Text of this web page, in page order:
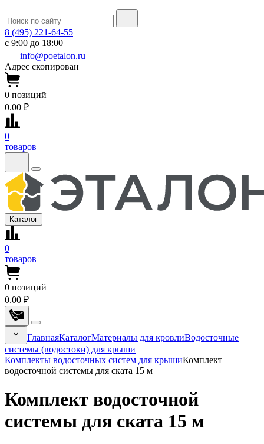
8 (495) 221-64-55
с 9:00 до 18:00
info@poetalon.ru
Адрес скопирован
0 позиций
0.00 ₽
0
товаров
Каталог
0
товаров
0 позиций
0.00 ₽
ГлавнаяКаталогМатериалы для кровлиВодосточные
системы (водостоки) для крыши
Комплекты водосточных систем для крышиКомплект
водосточной системы для ската 15 м
Комплект водосточной
системы для ската 15 м